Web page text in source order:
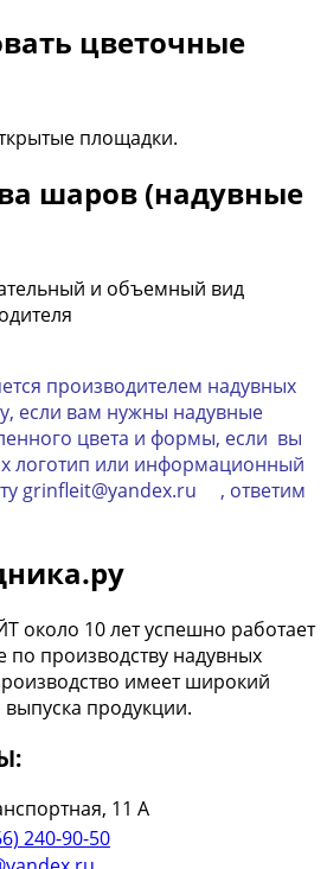
цветочные
площадки.
шаров (надувные
и объемный вид
производителем надувных
если вам нужны надувные
цвета и формы, если вы
логотип или информационный
grinfleit@yandex.ru , ответим
около 10 лет успешно работает
по производству надувных
имеет широкий
выпуска продукции.
11 А
240-90-50